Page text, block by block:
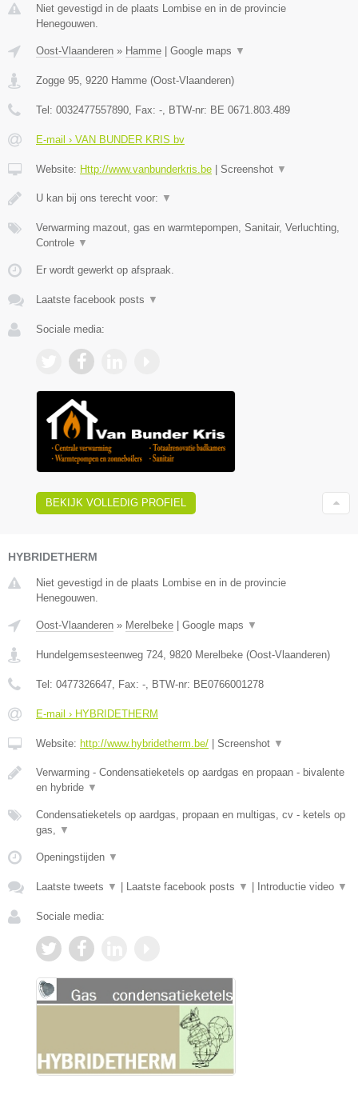
Niet gevestigd in de plaats Lombise en in de provincie
Henegouwen.
Oost-Vlaanderen » Hamme Google maps ▼
Zogge 95, 9220 Hamme (Oost-Vlaanderen)
Tel: 0032477557890, Fax: -, BTW-nr: BE 0671.803.489
E-mail › VAN BUNDER KRIS bv
Website: Http://www.vanbunderkris.be Screenshot ▼
U kan bij ons terecht voor: ▼
Verwarming mazout, gas en warmtepompen, Sanitair, Verluchting,
Controle ▼
Er wordt gewerkt op afspraak.
Laatste facebook posts ▼
Sociale media:
BEKIJK VOLLEDIG PROFIEL
HYBRIDETHERM
Niet gevestigd in de plaats Lombise en in de provincie
Henegouwen.
Oost-Vlaanderen » Merelbeke | Google maps ▼
Hundelgemsesteenweg 724 9820 Merelbeke (Oost-Vlaanderen)
Tel: 0477326647 , Fax: - , BTW-nr: BE0766001278
E-mail › HYBRIDETHERM
Website: http://www.hybridetherm.be/ | Screenshot ▼
Verwarming - Condensatieketels op aardgas en propaan - bivalente
en hybride ▼
Condensatieketels op aardgas, propaan en multigas, cv - ketels op
gas,
▼
Openingstijden ▼
Laatste tweets ▼ | Laatste facebook posts ▼ | Introductie video ▼
Sociale media: